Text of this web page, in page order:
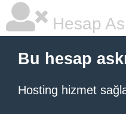
Hesap
Bu hesap
Hosting hizmet